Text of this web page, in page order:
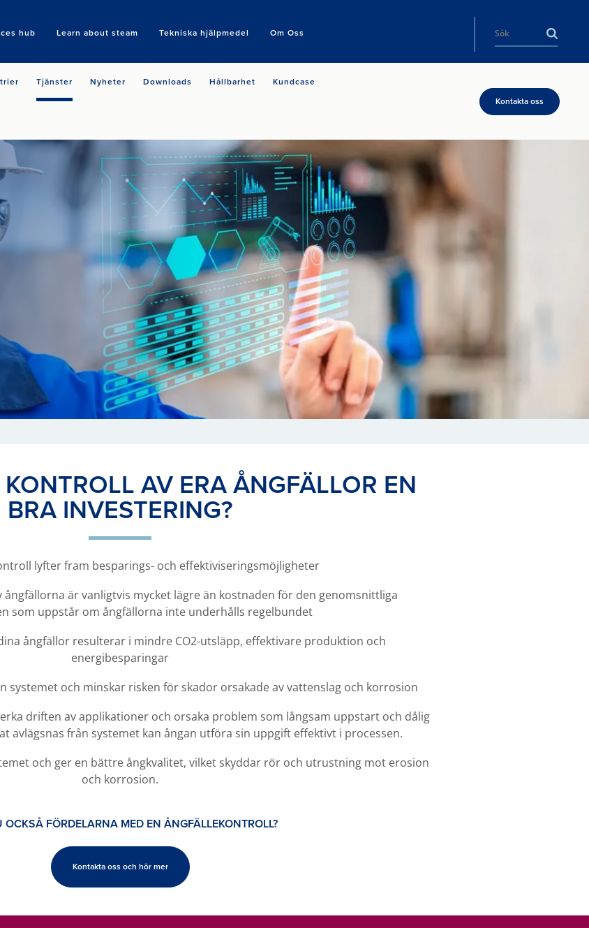
hub Learn about steam Tekniska hjälpmedel Om Oss
Search
Tjänster Nyheter Downloads Hållbarhet Kundcase
Kontakta oss
AV ERA ÅNGFÄLLOR EN
BRA INVESTERING?
lyfter fram besparings- och effektiviseringsmöjligheter
är vanligtvis mycket lägre än kostnaden för den genomsnittliga
som uppstår om ångfällorna inte underhålls regelbundet
ångfällor resulterar i mindre CO2-utsläpp, effektivare produktion och
energibesparingar
systemet och minskar risken för skador orsakade av vattenslag och korrosion
driften av applikationer och orsaka problem som långsam uppstart och dålig
avlägsnas från systemet kan ångan utföra sin uppgift effektivt i processen.
och ger en bättre ångkvalitet, vilket skyddar rör och utrustning mot erosion
och korrosion.
OCKSÅ FÖRDELARNA MED EN ÅNGFÄLLEKONTROLL?
Kontakta oss och hör mer